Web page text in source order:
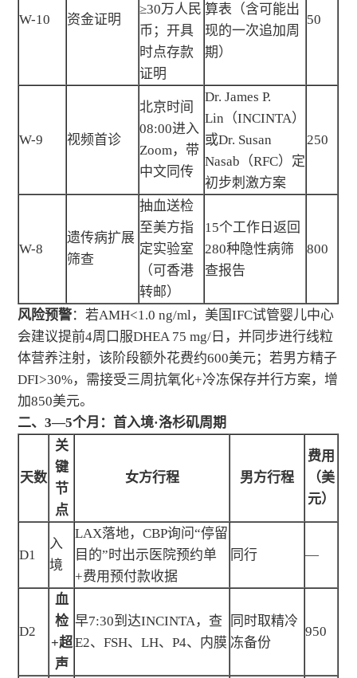
W-10 资金证明
≥30万人民
币；开具
时点存款
证明
算表（含可能出
现的一次追加周
期）
50
W-9 视频首诊
北京时间
08:00进入
Zoom，带
中文同传
Dr. James P.
Lin（INCINTA）
或Dr. Susan
Nasab（RFC）定
初步刺激方案
250
W-8
遗传病扩展
筛查
抽血送检
至美方指
定实验室
（可香港
转邮）
15个工作日返回
280种隐性病筛
查报告
800
风险预警：若AMH<1.0 ng/ml，美国IFC试管婴儿中心
会建议提前4周口服DHEA 75 mg/日，并同步进行线粒
体营养注射，该阶段额外花费约600美元；若男方精子
DFI>30%，需接受三周抗氧化+冷冻保存并行方案，增
加850美元。
二、3—5个月：首入境·洛杉矶周期
天数
关
键
节
点
女方行程 男方行程
费用
（美
元）
D1
入
境
LAX落地，CBP询问“停留
目的”时出示医院预约单
+费用预付款收据
同行 —
D2
血
检
+超
声
早7:30到达INCINTA，查
E2、FSH、LH、P4、内膜
同时取精冷
冻备份
950